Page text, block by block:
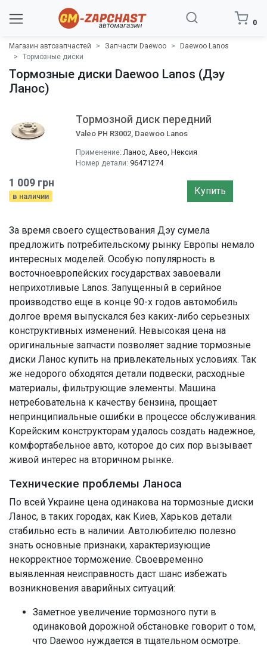
0
Магазин автозапчастей Запчасти Daewoo
Daewoo Lanos
Тормозные диски
Тормозные диски Daewoo Lanos (Дэу
Ланос)
Тормозной диск передний
Valeo PH R3002, Daewoo Lanos
Применение: Ланос, Авео, Нексия
Номер детали: 96471274
1 009 грн
в наличии Купить
За время своего существования Дэу сумела
предложить потребительскому рынку Европы немало
интересных моделей. Особую популярность в
восточноевропейских государствах завоевали
неприхотливые Lanos. Запущенный в серийное
производство еще в конце 90-х годов автомобиль
долгое время выпускался без каких-либо серьезных
конструктивных изменений. Невысокая цена на
оригинальные запчасти позволяет задние тормозные
диски Ланос купить на привлекательных условиях. Так
же недорого обходятся детали подвески, расходные
материалы, фильтрующие элементы. Машина
нетребовательна к качеству бензина, прощает
непринципиальные ошибки в процессе обслуживания.
Корейским конструкторам удалось создать надежное,
комфортабельное авто, которое до сих пор вызывает
живой интерес на вторичном рынке.
Технические проблемы Ланоса
По всей Украине цена одинакова на тормозные диски
Ланос, в таких городах, как Киев, Харьков детали
стабильно есть в наличии. Автолюбителю полезно
знать основные признаки, характеризующие
некорректное торможение. Своевременно
выявленная неисправность даст шанс избежать
возникновения аварийных ситуаций:
Заметное увеличение тормозного пути в
одинаковой дорожной обстановке говорит о том,
что Daewoo нуждается в тщательном осмотре.